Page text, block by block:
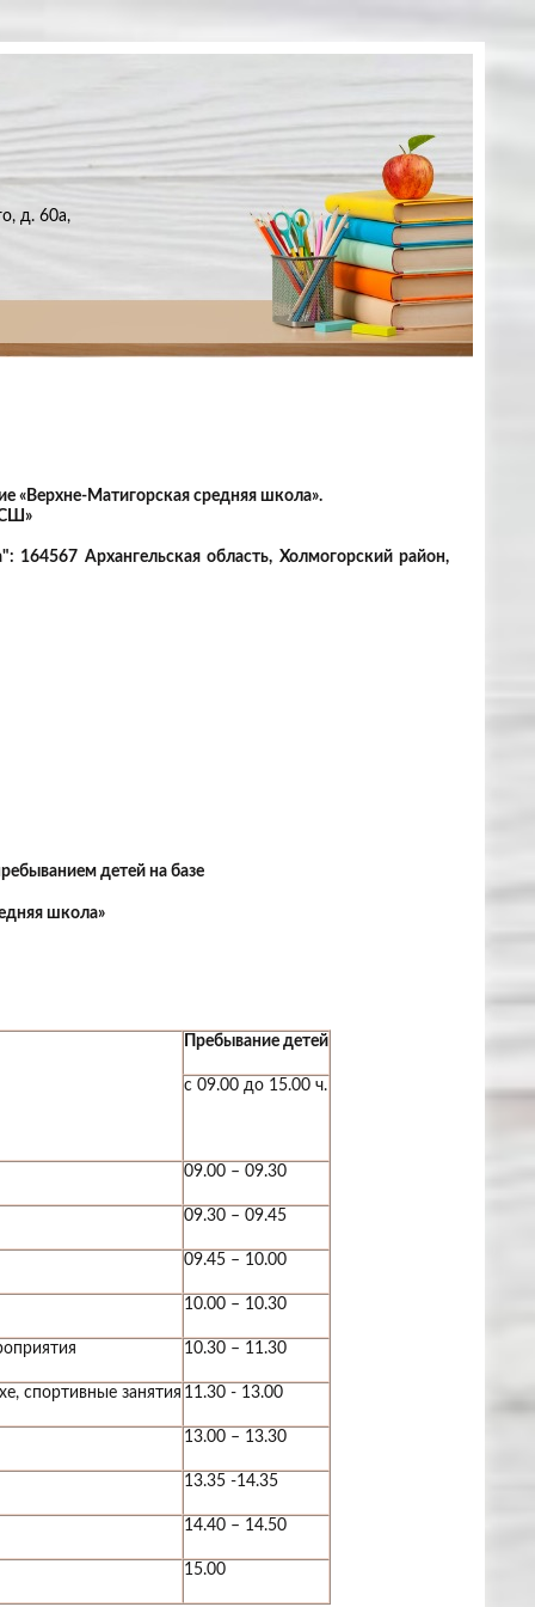
д. 60а,
«Верхне-Матигорская средняя школа».
Архангельская область, Холмогорский район,
детей на базе
школа»
Пребывание детей
с 09.00 до 15.00 ч.
09.00 – 09.30
09.30 – 09.45
09.45 – 10.00
10.00 – 10.30
10.30 – 11.30
спортивные занятия 11.30 - 13.00
13.00 – 13.30
13.35 -14.35
14.40 – 14.50
15.00